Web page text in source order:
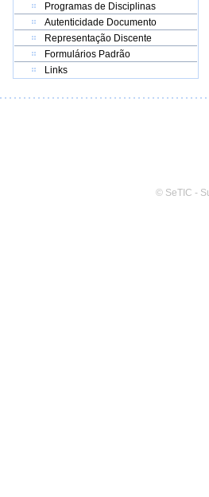
Programas de Disciplinas
Autenticidade Documento
Representação Discente
Formulários Padrão
Links
© SeTIC -